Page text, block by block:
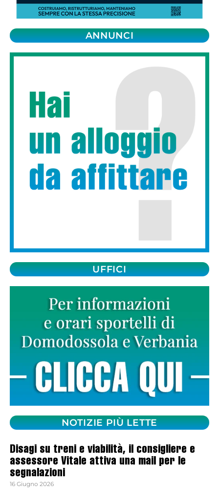
ANNUNCI
UFFICI
NOTIZIE PIÙ LETTE
Disagi su treni e viabilità, il consigliere e
assessore Vitale attiva una mail per le
segnalazioni
16 Giugno 2026